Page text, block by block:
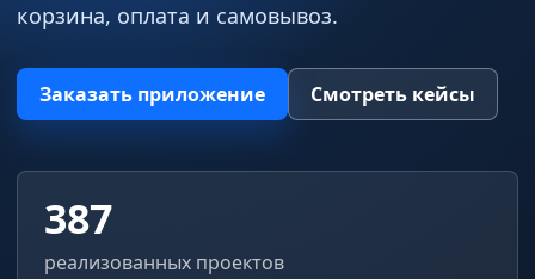
корзина, оплата и самовывоз.
Заказать приложение Смотреть кейсы
387
реализованных проектов